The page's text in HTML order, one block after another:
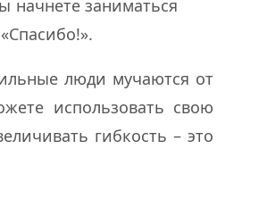
начнете заниматься
люди мучаются от
использовать свою
гибкость – это